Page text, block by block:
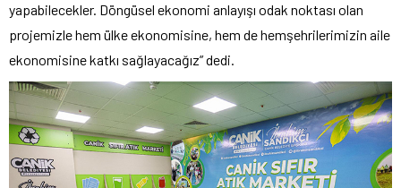
yapabilecekler. Döngüsel ekonomi anlayışı odak noktası olan
projemizle hem ülke ekonomisine, hem de hemşehrilerimizin aile
ekonomisine katkı sağlayacağız” dedi.